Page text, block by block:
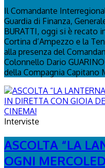
Il Comandante
Guardia di Finanza,
BURATTI, oggi si è recato
Cortina d’Ampezzo e la
alla presenza del
Colonnello Dario
della Compagnia Capitano
Interviste
ASCOLTA “LA
OGNI